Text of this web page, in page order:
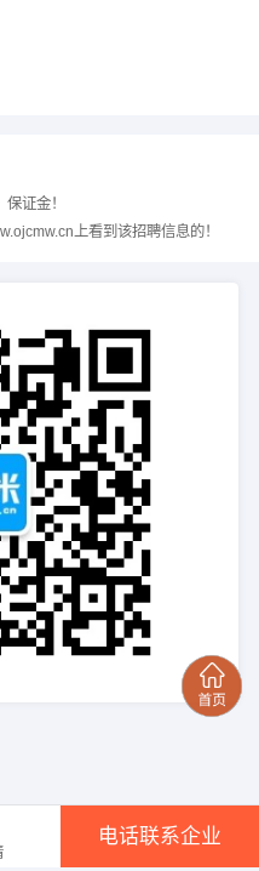
证金！
上看到该招聘信息的！
电话联系企业